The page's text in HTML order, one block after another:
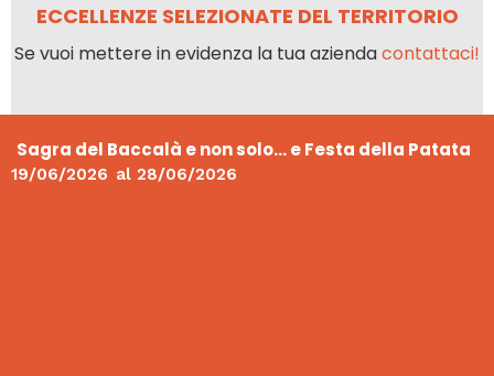
ECCELLENZE SELEZIONATE DEL TERRITORIO
Se vuoi mettere in evidenza la tua aziendacontattaci!
Sagra del Baccalà e non solo… e Festa della Patata
19/06/2026 al 28/06/2026